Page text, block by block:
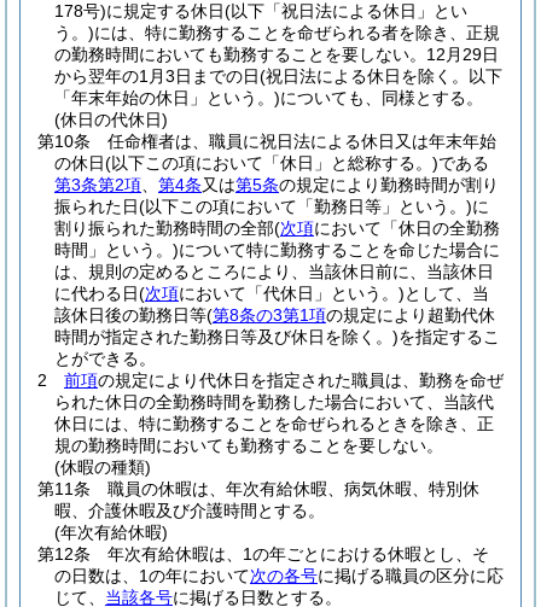
178号)に規定する休日(以下「祝日法による休日」とい
う。)には、特に勤務することを命ぜられる者を除き、正規
の勤務時間においても勤務することを要しない。 12月29日
から翌年の1月3日までの日(祝日法による休日を除く。以下
「年末年始の休日」という。)についても、同様とする。
(休日の代休日)
第10条
任命権者は、職員に祝日法による休日又は年末年始
の休日(以下この項において「休日」と総称する。)である
第3条第2項
第4条又は第5条の規定により勤務時間が割り
振られた日(以下この項において「勤務日等」という。)に
割り振られた勤務時間の全部(次項において「休日の全勤務
時間」という。)について特に勤務することを命じた場合に
は、規則の定めるところにより、当該休日前に、当該休日
に代わる日(次項において「代休日」という。)として、当
該休日後の勤務日等(第8条の3第1項の規定により超勤代休
時間が指定された勤務日等及び休日を除く。)を指定するこ
とができる。
2
前項の規定により代休日を指定された職員は、勤務を命ぜ
られた休日の全勤務時間を勤務した場合において、当該代
休日には、特に勤務することを命ぜられるときを除き、正
規の勤務時間においても勤務することを要しない。
(休暇の種類)
第11条
職員の休暇は、年次有給休暇、病気休暇、特別休
暇、介護休暇及び介護時間とする。
(年次有給休暇)
第12条
年次有給休暇は、1の年ごとにおける休暇とし、そ
の日数は、1の年において次の各号に掲げる職員の区分に応
じて、 当該各号に掲げる日数とする。